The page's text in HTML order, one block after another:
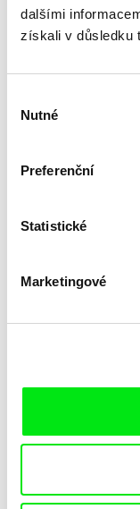
dalšími
získali v důsledku
souhlasu
Nutné
Preferenční
Statistické
Marketingové
Pomněnka
Linda Kallistová